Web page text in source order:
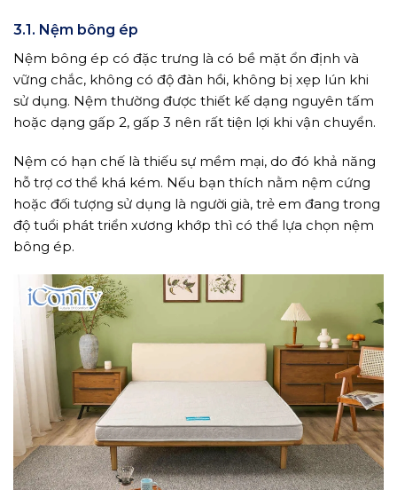
3.1. Nệm bông ép
Nệm bông ép có đặc trưng là có bề mặt ổn định và
vững chắc, không có độ đàn hồi, không bị xẹp lún khi
sử dụng. Nệm thường được thiết kế dạng nguyên tấm
hoặc dạng gấp 2, gấp 3 nên rất tiện lợi khi vận chuyển.
Nệm có hạn chế là thiếu sự mềm mại, do đó khả năng
hỗ trợ cơ thể khá kém. Nếu bạn thích nằm nệm cứng
hoặc đối tượng sử dụng là người già, trẻ em đang trong
độ tuổi phát triển xương khớp thì có thể lựa chọn nệm
bông ép.